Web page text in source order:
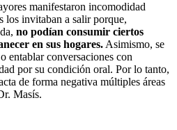
manifestaron incomodidad
los invitaban a salir porque,
no podían consumir ciertos
en sus hogares. Asimismo, se
entablar conversaciones con
por su condición oral. Por lo tanto,
de forma negativa múltiples áreas
Masís.